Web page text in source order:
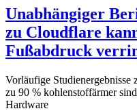
Unabhängiger
zu Cloudflare
Fußabdruck
Vorläufige Studienergebnisse
zu 90 % kohlenstoffärmer
Hardware